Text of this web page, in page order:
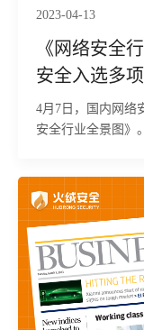
2023-04-13
《网络安全
安全入选多
4月7日，国内网络
安全行业全景图》